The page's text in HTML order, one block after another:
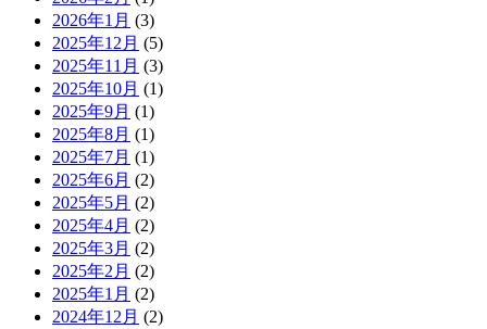
2026年1月 (3)
2025年12月 (5)
2025年11月 (3)
2025年10月 (1)
2025年9月 (1)
2025年8月 (1)
2025年7月 (1)
2025年6月 (2)
2025年5月 (2)
2025年4月 (2)
2025年3月 (2)
2025年2月 (2)
2025年1月 (2)
2024年12月 (2)